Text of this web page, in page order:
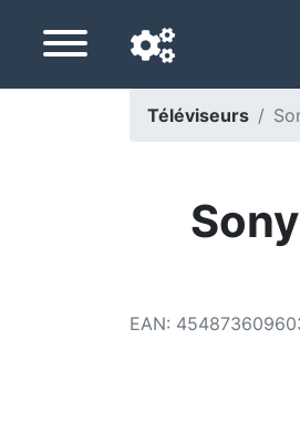
Téléviseurs
EAN: